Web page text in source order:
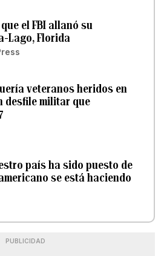
el FBI allanó su
Lago, Florida
veteranos heridos en
desfile militar que
país ha sido puesto de
se está haciendo
PUBLICIDAD